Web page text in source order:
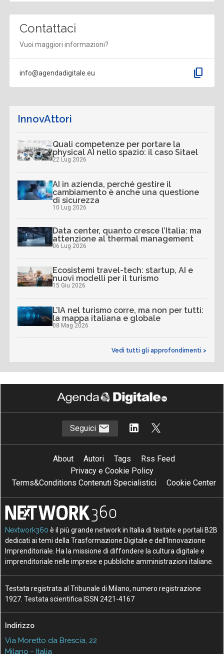
Contattaci
Vuoi maggiori informazioni?
info@agendadigitale.eu content_copy
InnovAttori
Quali competenze per portare la
physical AI nello spazio: il caso Sitael
22 Lug 2026
AI in azienda, perché gestire il
cambiamento è anche una questione
di sicurezza
10 Lug 2026
Data center, quanto cresce l’Italia: ma
attenzione al thermal management
06 Lug 2026
Ecosistemi travel-tech: startup, AI e
nuovi modelli per il turismo
15 Giu 2026
L’IA nel turismo corre, ma non per tutti:
la mappa italiana e globale
08 Mag 2026
Vedi tutti gli approfondimenti >
Seguici
About Autori Tags
Rss Feed
Privacy e Cookie Policy
Terms&Conditions Contenuti Specialistici
Cookie Center
Nextwork360 è il più grande network in Italia di testate e portali B2B
dedicati ai temi della Trasformazione Digitale e dell’Innovazione
Imprenditoriale. Ha la missione di diffondere la cultura digitale e
imprenditoriale nelle imprese e pubbliche amministrazioni italiane.
Testata registrata al Tribunale di Milano, numero registrazione
1927. Testata scientifica ISSN 2421-4167
Indirizzo
Via Moretto da Brescia, 22
Milano - Italia